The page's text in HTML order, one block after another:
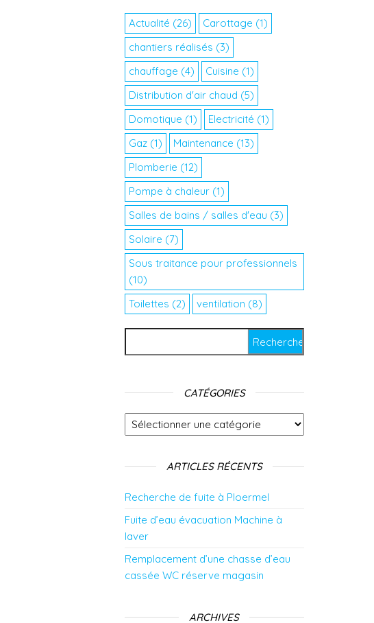
Actualité (26) Carottage (1)
chantiers réalisés (3)
chauffage (4) Cuisine (1)
Distribution d'air chaud (5)
Domotique (1) Electricité (1)
Gaz(1) Maintenance (13)
Plomberie (12)
Pompe à chaleur(1)
Salles de bains / salles d'eau (3)
Solaire (7)
Sous traitance pour professionnels
(10)
Toilettes (2) ventilation (8)
CATÉGORIES
Catégories
ARTICLES RÉCENTS
Recherche de fuite à Ploermel
Fuite d’eau évacuation Machine à
laver
Remplacement d’une chasse d’eau
cassée WC réserve magasin
ARCHIVES